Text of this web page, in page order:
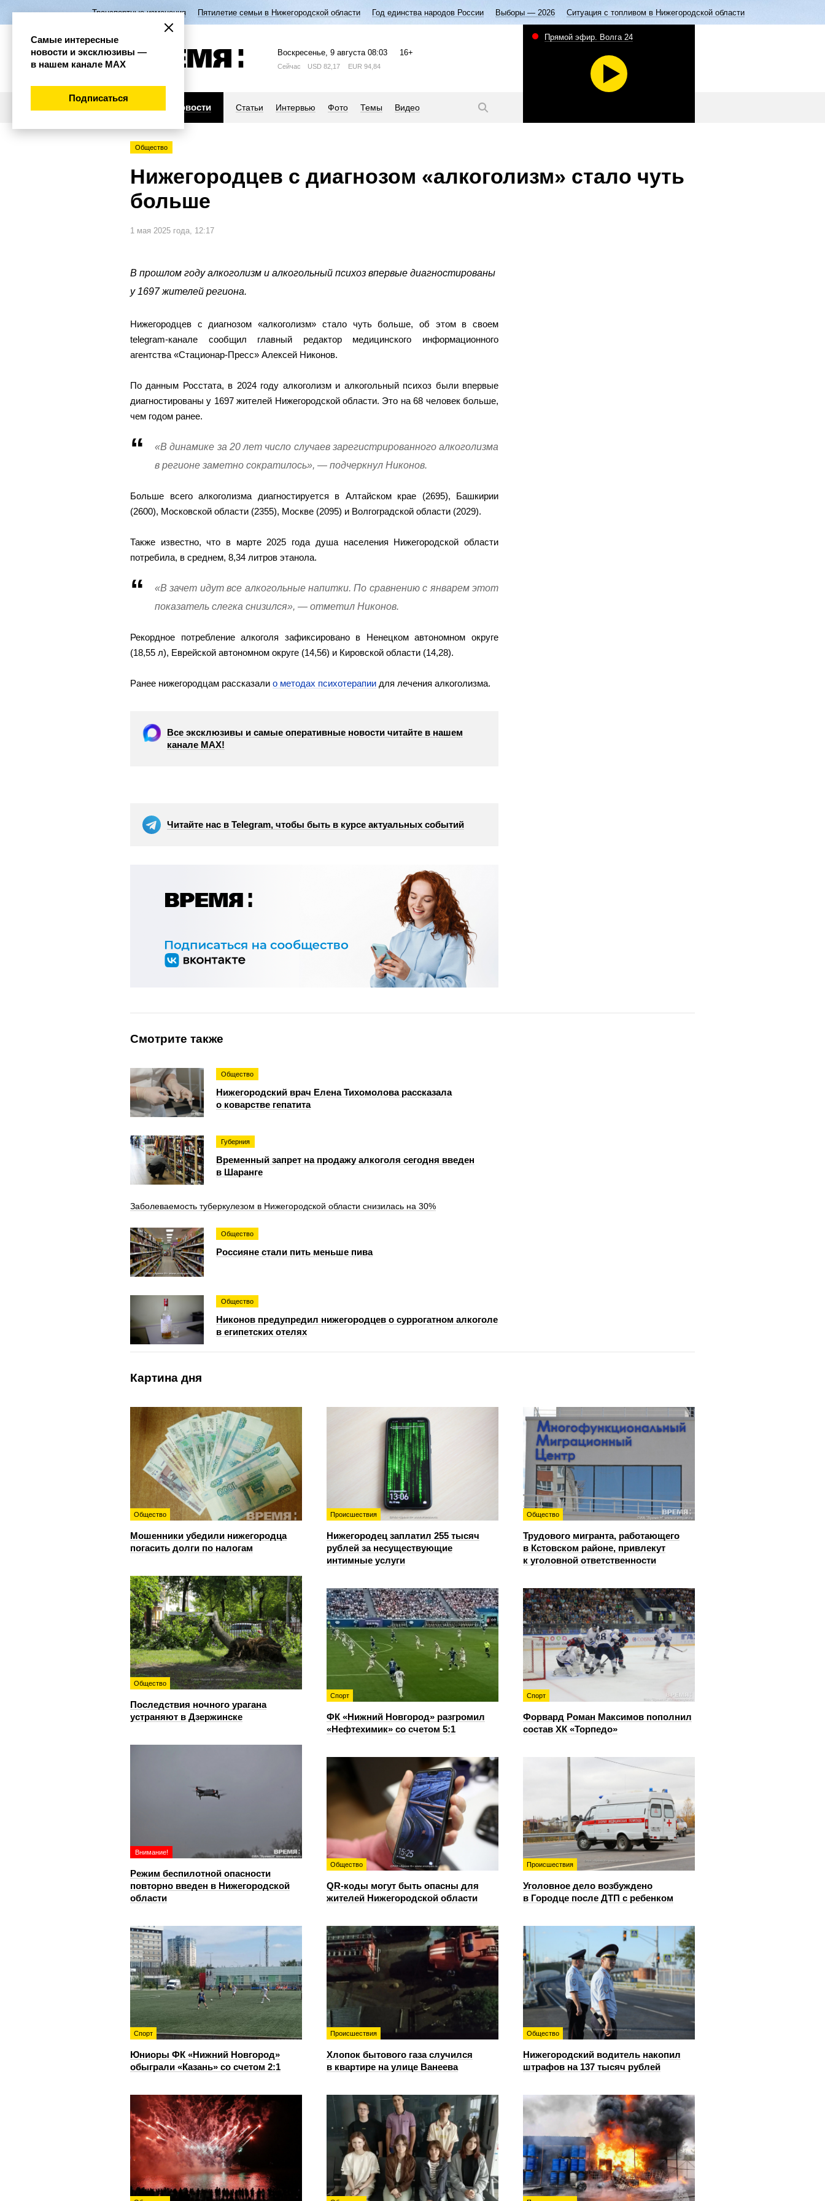
Транспортные изменения Пятилетие семьи в Нижегородской области Год единства народов России Выборы — 2026 Ситуация с топливом в Нижегородской области
Воскресенье, 9 августа 08:03 16+
Сейчас USD 82,17 EUR 94,84
Новости Статьи Интервью Фото Темы Видео
Прямой эфир. Волга 24
Общество
Нижегородцев с диагнозом «алкоголизм» стало чуть
больше
1 мая 2025 года, 12:17
В прошлом году алкоголизм и алкогольный психоз впервые диагностированы
у 1697 жителей региона.
Нижегородцев с диагнозом «алкоголизм» стало чуть больше, об этом в своем
telegram-канале сообщил главный редактор медицинского информационного
агентства «Стационар-Пресс» Алексей Никонов.
По данным Росстата, в 2024 году алкоголизм и алкогольный психоз были впервые
диагностированы у 1697 жителей Нижегородской области. Это на 68 человек больше,
чем годом ранее.
«В динамике за 20 лет число случаев зарегистрированного алкоголизма
в регионе заметно сократилось», — подчеркнул Никонов.
Больше всего алкоголизма диагностируется в Алтайском крае (2695), Башкирии
(2600), Московской области (2355), Москве (2095) и Волгоградской области (2029).
Также известно, что в марте 2025 года душа населения Нижегородской области
потребила, в среднем, 8,34 литров этанола.
«В зачет идут все алкогольные напитки. По сравнению с январем этот
показатель слегка снизился», — отметил Никонов.
Рекордное потребление алкоголя зафиксировано в Ненецком автономном округе
(18,55 л), Еврейской автономном округе (14,56) и Кировской области (14,28).
Ранее нижегородцам рассказали о методах психотерапии для лечения алкоголизма.
Все эксклюзивы и самые оперативные новости читайте в нашем
канале МАХ!
Читайте нас в Telegram, чтобы быть в курсе актуальных событий
Смотрите также
Общество
Нижегородский врач Елена Тихомолова рассказала
о коварстве гепатита
Губерния
Временный запрет на продажу алкоголя сегодня введен
в Шаранге
Заболеваемость туберкулезом в Нижегородской области снизилась на 30%
Общество
Россияне стали пить меньше пива
Общество
Никонов предупредил нижегородцев о суррогатном алкоголе
в египетских отелях
Картина дня
Общество
Мошенники убедили нижегородца
погасить долги по налогам
Происшествия
Нижегородец заплатил 255 тысяч
рублей за несуществующие
интимные услуги
Общество
Трудового мигранта, работающего
в Кстовском районе, привлекут
к уголовной ответственности
Общество
Последствия ночного урагана
устраняют в Дзержинске
Спорт
ФК «Нижний Новгород» разгромил
«Нефтехимик» со счетом 5:1
Спорт
Форвард Роман Максимов пополнил
состав ХК «Торпедо»
Внимание!
Режим беспилотной опасности
повторно введен в Нижегородской
области
Общество
QR-коды могут быть опасны для
жителей Нижегородской области
Происшествия
Уголовное дело возбуждено
в Городце после ДТП с ребенком
Спорт
Юниоры ФК «Нижний Новгород»
обыграли «Казань» со счетом 2:1
Происшествия
Хлопок бытового газа случился
в квартире на улице Ванеева
Общество
Нижегородский водитель накопил
штрафов на 137 тысяч рублей
Самые интересные
новости и эксклюзивы —
в нашем канале МАХ
Подписаться